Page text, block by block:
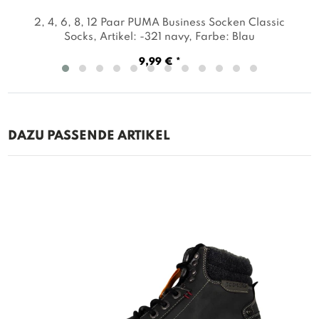
2, 4, 6, 8, 12 Paar PUMA Business Socken Classic
Socks, Artikel: -321 navy, Farbe: Blau
9,99 € *
DAZU PASSENDE ARTIKEL